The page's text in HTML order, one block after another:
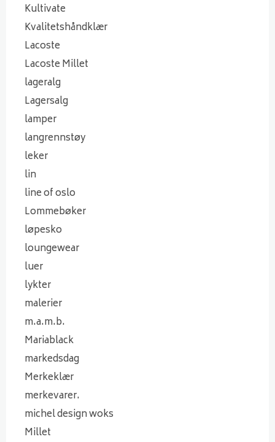
Kultivate
Kvalitetshåndklær
Lacoste
Lacoste Millet
lageralg
Lagersalg
lamper
langrennstøy
leker
lin
line of oslo
Lommebøker
løpesko
loungewear
luer
lykter
malerier
m.a.m.b.
Mariablack
markedsdag
Merkeklær
merkevarer.
michel design woks
Millet